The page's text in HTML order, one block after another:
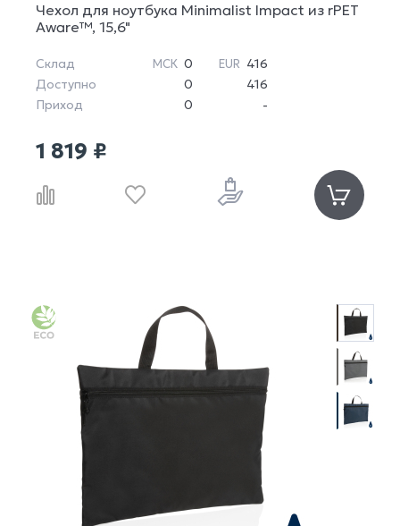
Чехол для ноутбука Minimalist Impact из rPET
Aware™, 15,6"
Склад МСК 0 EUR 416
Доступно
0
416
Приход
0 -
1 819 ₽